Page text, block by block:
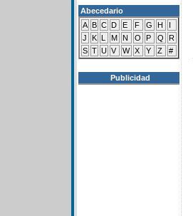
Abecedario
A B C D E F G H
I
J
K L M N O P Q
R
S T U V W X Y Z #
Publicidad